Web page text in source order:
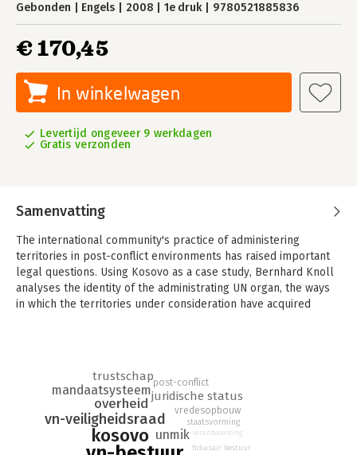
Gebonden Engels 2008 1e druk 9780521885836
€ 170,45
In winkelwagen
Levertijd ongeveer 9 werkdagen
Gratis verzonden
Samenvatting
The international community's practice of administering
territories in post-conflict environments has raised important
legal questions. Using Kosovo as a case study, Bernhard Knoll
analyses the identity of the administrating UN organ, the ways
in which the territories under consideration have acquired
Knoll discusses Kosovo's internal political and constitutional
order and notes the absence of some of the characteristics
normally found in liberal democracies, before proposing that
the UN consolidates accountability guidelines related to the
kosovo
vn-veiligheidsraad
overheid
mandaatsysteem
unmik
trustschap
juridische status
post-conflict
vredesopbouw
staatsvorming
fiduciair bestuur
verantwoording